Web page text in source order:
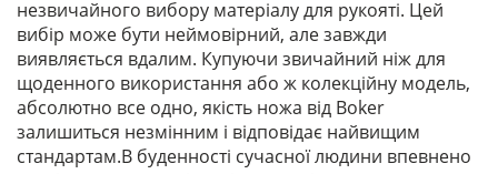
незвичайного вибору матеріалу для рукояті. Цей
вибір може бути неймовірний, але завжди
виявляється вдалим. Купуючи звичайний ніж для
щоденного використання або ж колекційну модель,
абсолютно все одно, якість ножа від Boker
залишиться незмінним і відповідає найвищим
стандартам.В буденності сучасної людини впевнено